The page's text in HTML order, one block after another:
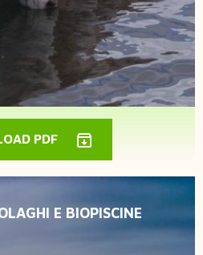
PDF
E BIOPISCINE